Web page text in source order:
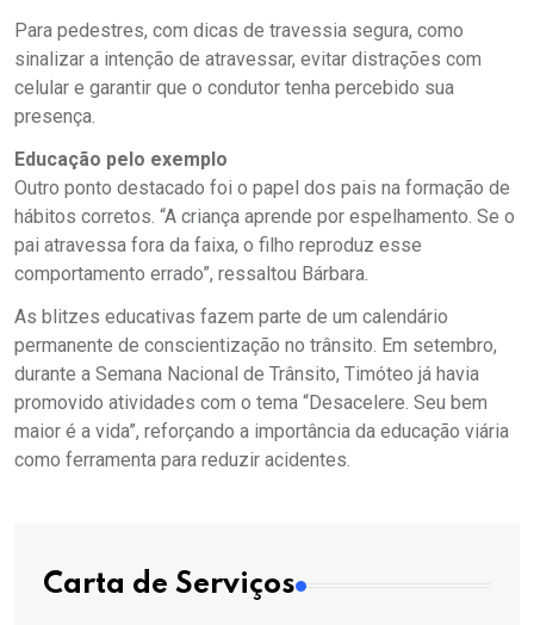
Para pedestres, com dicas de travessia segura, como
sinalizar a intenção de atravessar, evitar distrações com
celular e garantir que o condutor tenha percebido sua
presença.
Educação pelo exemplo
Outro ponto destacado foi o papel dos pais na formação de
hábitos corretos. “A criança aprende por espelhamento. Se o
pai atravessa fora da faixa, o filho reproduz esse
comportamento errado”, ressaltou Bárbara.
As blitzes educativas fazem parte de um calendário
permanente de conscientização no trânsito. Em setembro,
durante a Semana Nacional de Trânsito, Timóteo já havia
promovido atividades com o tema “Desacelere. Seu bem
maior é a vida”, reforçando a importância da educação viária
como ferramenta para reduzir acidentes.
Carta de Serviços